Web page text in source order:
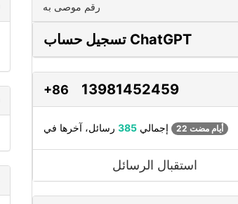
رقم موصى به
تسجيل حساب ChatGPT
+86 13981452459
إجمالي 385 22 أيام مضت
استقبال الرسائل